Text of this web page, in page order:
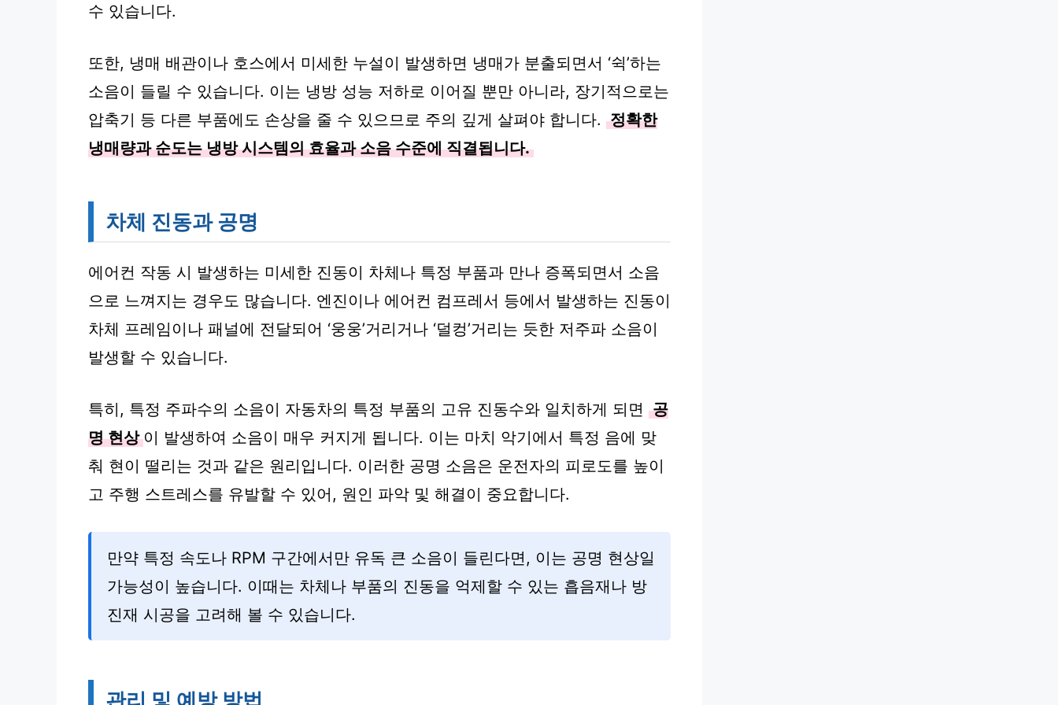
수 있습니다.
또한, 냉매 배관이나 호스에서 미세한 누설이 발생하면 냉매가 분출되면서 ‘쉭’하는
소음이 들릴 수 있습니다. 이는 냉방 성능 저하로 이어질 뿐만 아니라, 장기적으로는
압축기 등 다른 부품에도 손상을 줄 수 있으므로 주의 깊게 살펴야 합니다. 정확한
냉매량과 순도는 냉방 시스템의 효율과 소음 수준에 직결됩니다.
차체 진동과 공명
에어컨 작동 시 발생하는 미세한 진동이 차체나 특정 부품과 만나 증폭되면서 소음
으로 느껴지는 경우도 많습니다. 엔진이나 에어컨 컴프레서 등에서 발생하는 진동이
차체 프레임이나 패널에 전달되어 ‘웅웅’거리거나 ‘덜컹’거리는 듯한 저주파 소음이
발생할 수 있습니다.
특히, 특정 주파수의 소음이 자동차의 특정 부품의 고유 진동수와 일치하게 되면 공
명 현상 이 발생하여 소음이 매우 커지게 됩니다. 이는 마치 악기에서 특정 음에 맞
춰 현이 떨리는 것과 같은 원리입니다. 이러한 공명 소음은 운전자의 피로도를 높이
고 주행 스트레스를 유발할 수 있어, 원인 파악 및 해결이 중요합니다.
만약 특정 속도나 RPM 구간에서만 유독 큰 소음이 들린다면, 이는 공명 현상일
가능성이 높습니다. 이때는 차체나 부품의 진동을 억제할 수 있는 흡음재나 방
진재 시공을 고려해 볼 수 있습니다.
관리 및 예방 방법